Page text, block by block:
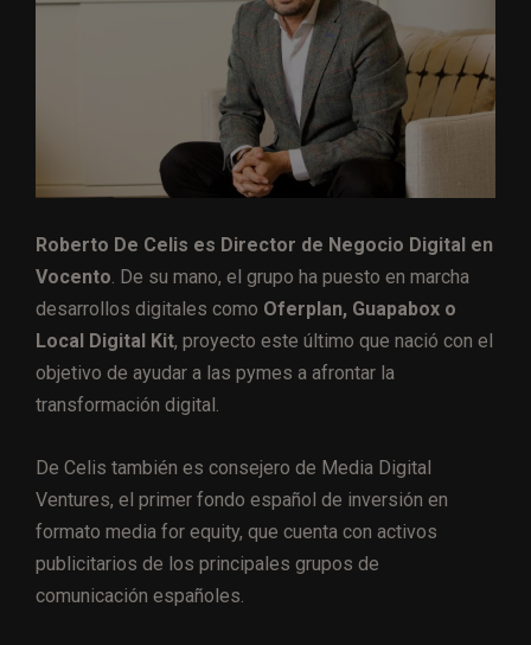
Roberto De Celis es Director de Negocio Digital en
Vocento . De su mano, el grupo ha puesto en marcha
desarrollos digitales como Oferplan, Guapabox o
Local Digital Kit, proyecto este último que nació con el
objetivo de ayudar a las pymes a afrontar la
transformación digital.
De Celis también es consejero de Media Digital
Ventures, el primer fondo español de inversión en
formato media for equity, que cuenta con activos
publicitarios de los principales grupos de
comunicación españoles.